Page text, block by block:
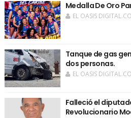
Medalla De Oro
EL OASIS
Tanque de gas
dos personas.
EL OASIS
Falleció el
Revolucionario